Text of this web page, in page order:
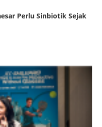
Perlu Sinbiotik Sejak